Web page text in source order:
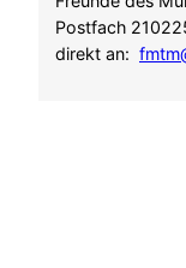
Postfach
direkt an: